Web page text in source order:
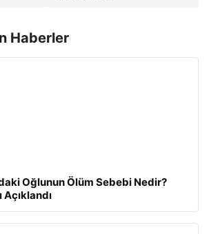
Haberler
Oğlunun Ölüm Sebebi Nedir?